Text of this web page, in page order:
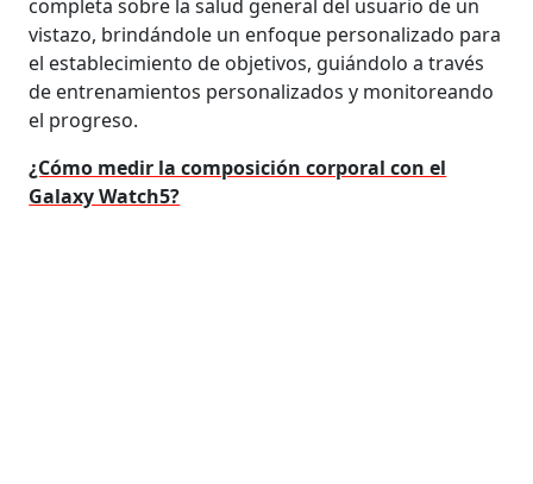
completa sobre la salud general del usuario de un
vistazo, brindándole un enfoque personalizado para
el establecimiento de objetivos, guiándolo a través
de entrenamientos personalizados y monitoreando
el progreso.
¿Cómo medir la composición corporal con el
Galaxy Watch5?